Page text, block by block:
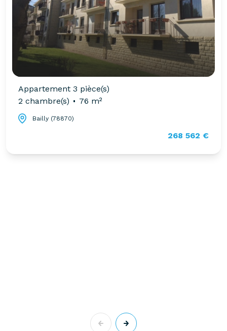
Appartement 3 pièce(s)
2 chambre(s)
76 m²
Bailly (78870)
268 562 €